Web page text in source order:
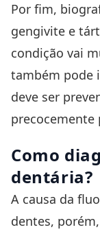
Por fim,
gengivite e
condição vai
também pode
deve ser
precocemente
Como
dentária?
A causa da
dentes,